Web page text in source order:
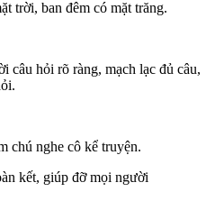
trời, ban đêm có mặt trăng.
câu hỏi rõ ràng, mạch lạc đủ câu,
chú nghe cô kể truyện.
kết, giúp đỡ mọi người